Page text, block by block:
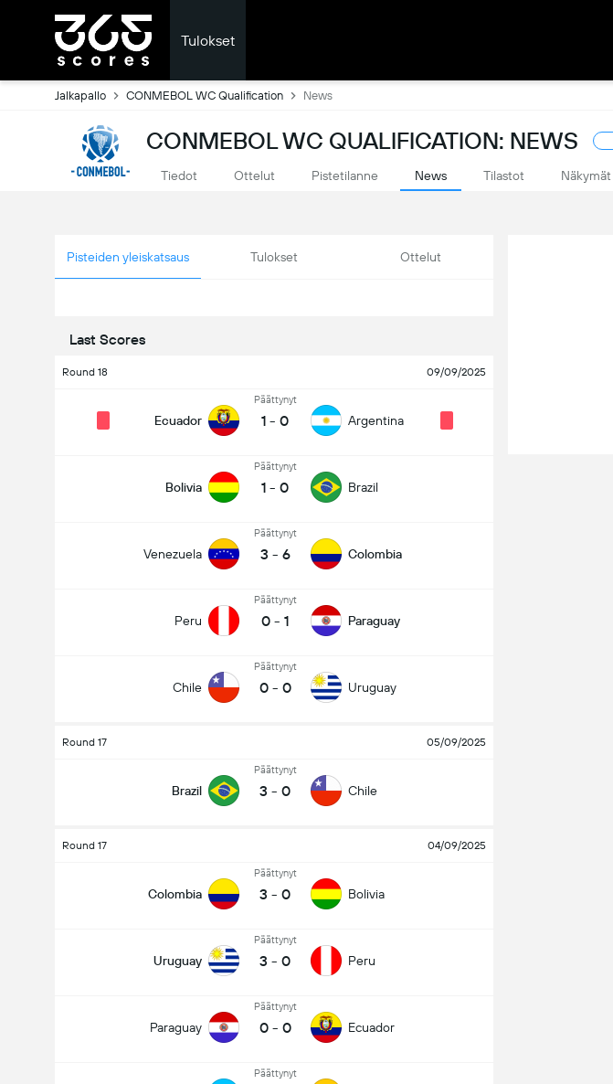
Tulokset
Jalkapallo CONMEBOL WC Qualification News
CONMEBOL WC QUALIFICATION: NEWS
Tiedot Ottelut Pistetilanne News Tilastot Näkymät
Pisteiden yleiskatsaus Tulokset Ottelut
Last Scores
Round 18 09/09/2025
Ecuador
Päättynyt
1 - 0 Argentina
Bolivia
Päättynyt
1 - 0 Brazil
Venezuela
Päättynyt
3 - 6 Colombia
Peru
Päättynyt
0 - 1 Paraguay
Chile
Päättynyt
0 - 0 Uruguay
Round 17 05/09/2025
Brazil
Päättynyt
3 - 0 Chile
Round 17 04/09/2025
Colombia
Päättynyt
3 - 0 Bolivia
Uruguay
Päättynyt
3 - 0 Peru
Paraguay
Päättynyt
0 - 0 Ecuador
Päättynyt